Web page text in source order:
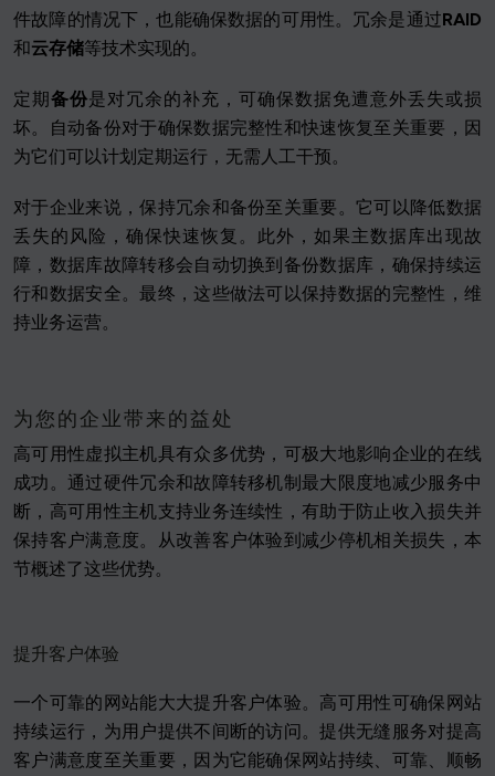
件故障的情况下，也能确保数据的可用性。冗余是通过RAID
和云存储等技术实现的。
定期备份是对冗余的补充，可确保数据免遭意外丢失或损
坏。自动备份对于确保数据完整性和快速恢复至关重要，因
为它们可以计划定期运行，无需人工干预。
对于企业来说，保持冗余和备份至关重要。它可以降低数据
丢失的风险，确保快速恢复。此外，如果主数据库出现故
障，数据库故障转移会自动切换到备份数据库，确保持续运
行和数据安全。最终，这些做法可以保持数据的完整性，维
持业务运营。
为您的企业带来的益处
高可用性虚拟主机具有众多优势，可极大地影响企业的在线
成功。通过硬件冗余和故障转移机制最大限度地减少服务中
断，高可用性主机支持业务连续性，有助于防止收入损失并
保持客户满意度。从改善客户体验到减少停机相关损失，本
节概述了这些优势。
提升客户体验
一个可靠的网站能大大提升客户体验。高可用性可确保网站
持续运行，为用户提供不间断的访问。提供无缝服务对提高
客户满意度至关重要，因为它能确保网站持续、可靠、顺畅